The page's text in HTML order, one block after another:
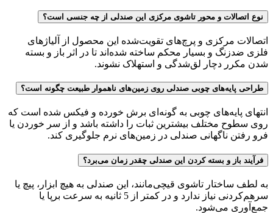
نوع اتصالات و محور تاشوی مرکزی این صندلی از چه جنسی است؟
اتصالات مرکزی و پرچ‌های تقویت‌شده این محصول از آلیاژهای
فلزی ضدزنگ و بسیار محکم ساخته شده‌اند تا در اثر باز و بسته
شدن مکرر دچار لق‌شدگی و استهلاک نشوند.
طراحی پایه‌های چوبی صندلی روی زمین‌های ناهموار طبیعت چگونه است؟
انتهای پایه‌های چوبی به گونه‌ای برش خورده و فیکس شده است که
روی سطوح مختلف بیشترین ثبات را داشته باشد و از سر خوردن یا
فرو رفتن ناگهانی صندلی در زمین‌های نرم جلوگیری کند.
فرآیند باز و بسته کردن این صندلی چقدر زمان می‌برد؟
به لطف ساختار تاشوی قیچی‌مانند، این صندلی به هیچ ابزار، پیچ یا
سرهم‌کردنی نیاز ندارد و در کمتر از 5 ثانیه به سرعت برپا یا
جمع‌آوری می‌شود.